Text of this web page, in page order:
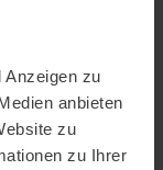
Anzeigen zu
anbieten
zu
zu Ihrer